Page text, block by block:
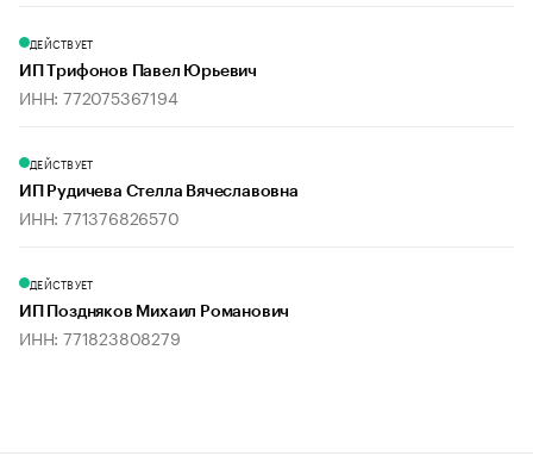
ДЕЙСТВУЕТ
ИП Трифонов Павел Юрьевич
ИНН: 772075367194
ДЕЙСТВУЕТ
ИП Рудичева Стелла Вячеславовна
ИНН: 771376826570
ДЕЙСТВУЕТ
ИП Поздняков Михаил Романович
ИНН: 771823808279